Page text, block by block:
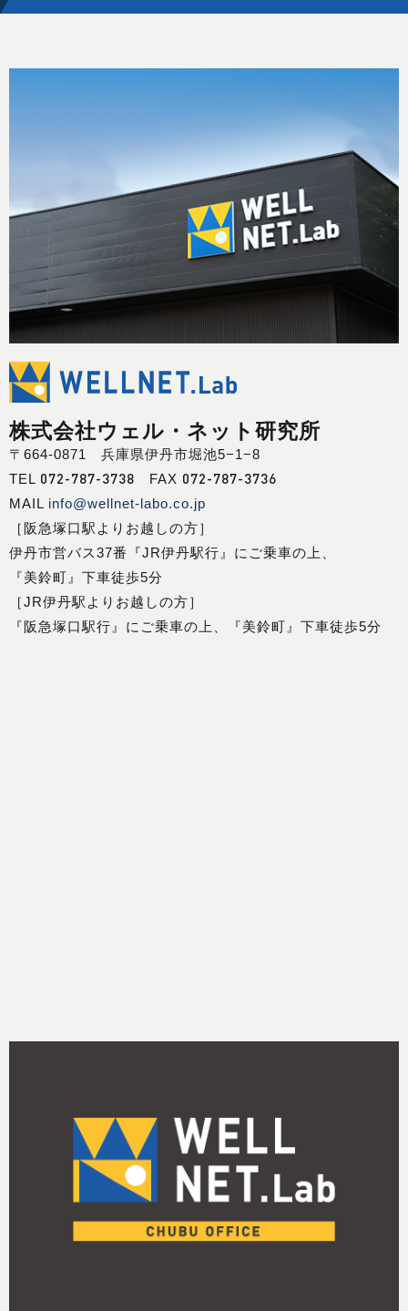
株式会社ウェル・ネット研究所
〒664-0871 兵庫県伊丹市堀池5−1−8
TEL 072-787-3738 FAX 072-787-3736
MAIL info@wellnet-labo.co.jp
［阪急塚口駅よりお越しの方］
伊丹市営バス37番『JR伊丹駅行』にご乗車の上、
『美鈴町』下車徒歩5分
［JR伊丹駅よりお越しの方］
『阪急塚口駅行』にご乗車の上、『美鈴町』下車徒歩5分